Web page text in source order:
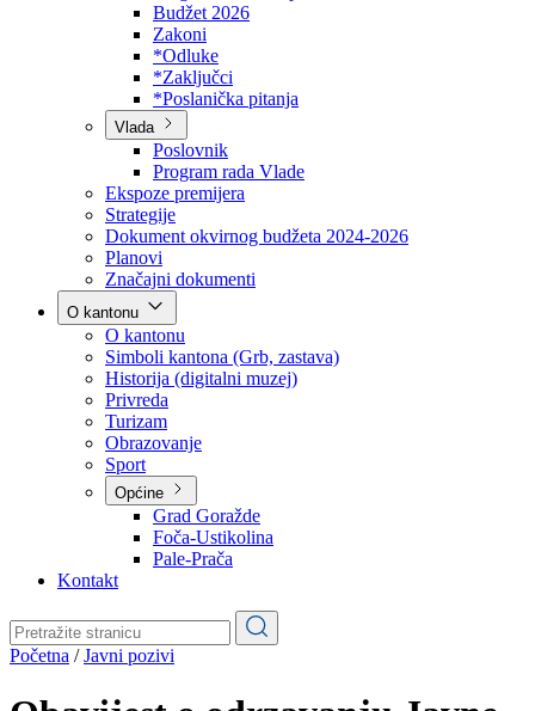
Skupština
Poslovnik
Program rada Skupštine
Budžet 2026
Zakoni
*Odluke
*Zaključci
*Poslanička pitanja
Vlada
Poslovnik
Program rada Vlade
Ekspoze premijera
Strategije
Dokument okvirnog budžeta 2024-2026
Planovi
Značajni dokumenti
O kantonu
O kantonu
Simboli kantona (Grb, zastava)
Historija (digitalni muzej)
Privreda
Turizam
Obrazovanje
Općine
Pale-Prača
Kontakt